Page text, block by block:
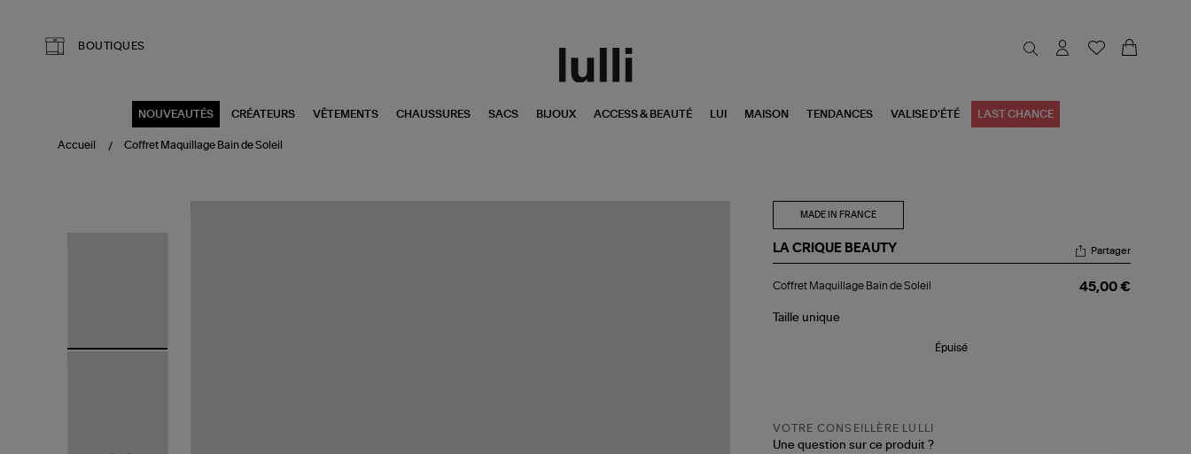
BOUTIQUES
NOUVEAUTÉS CRÉATEURS VÊTEMENTS CHAUSSURES SACS BIJOUX ACCESS & BEAUTÉ LUI MAISON TENDANCES VALISE D'ÉTÉ LAST CHANCE
Accueil Coffret Maquillage Bain de Soleil
MADE IN FRANCE
LA CRIQUE BEAUTY
Maquillage
de
Partager
Coffret Maquillage Bain de Soleil 45,00 €
Taille unique
Épuisé
VOTRE CONSEILLÈRE LULLI
Une question sur ce produit ?